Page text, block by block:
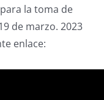
la toma de
de marzo. 2023
enlace: